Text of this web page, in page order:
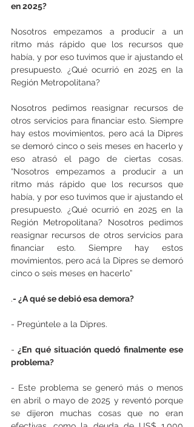
en 2025?
Nosotros empezamos a producir a un
ritmo más rápido que los recursos que
había, y por eso tuvimos que ir ajustando el
presupuesto. ¿Qué ocurrió en 2025 en la
Región Metropolitana?
Nosotros pedimos reasignar recursos de
otros servicios para financiar esto. Siempre
hay estos movimientos, pero acá la Dipres
se demoró cinco o seis meses en hacerlo y
eso atrasó el pago de ciertas cosas.
“Nosotros empezamos a producir a un
ritmo más rápido que los recursos que
había, y por eso tuvimos que ir ajustando el
presupuesto. ¿Qué ocurrió en 2025 en la
Región Metropolitana? Nosotros pedimos
reasignar recursos de otros servicios para
financiar esto. Siempre hay estos
movimientos, pero acá la Dipres se demoró
cinco o seis meses en hacerlo”
.- ¿A qué se debió esa demora?
- Pregúntele a la Dipres.
- ¿En qué situación quedó finalmente ese
problema?
- Este problema se generó más o menos
en abril o mayo de 2025 y reventó porque
se dijeron muchas cosas que no eran